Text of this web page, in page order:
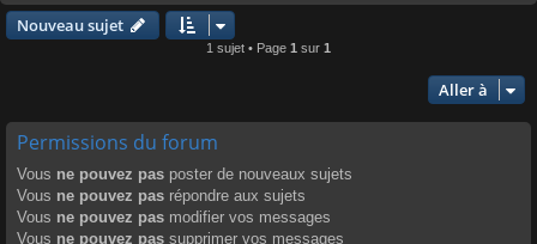
Nouveau sujet
1 sujet • Page 1 sur 1
Aller à
Permissions du forum
Vous ne pouvez pas poster de nouveaux sujets
Vous ne pouvez pas répondre aux sujets
Vous ne pouvez pas modifier vos messages
Vous ne pouvez pas supprimer vos messages